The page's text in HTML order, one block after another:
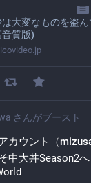
は大変なものを盗
質版)
さんがブースト
カウント（
中大丼Season2へ